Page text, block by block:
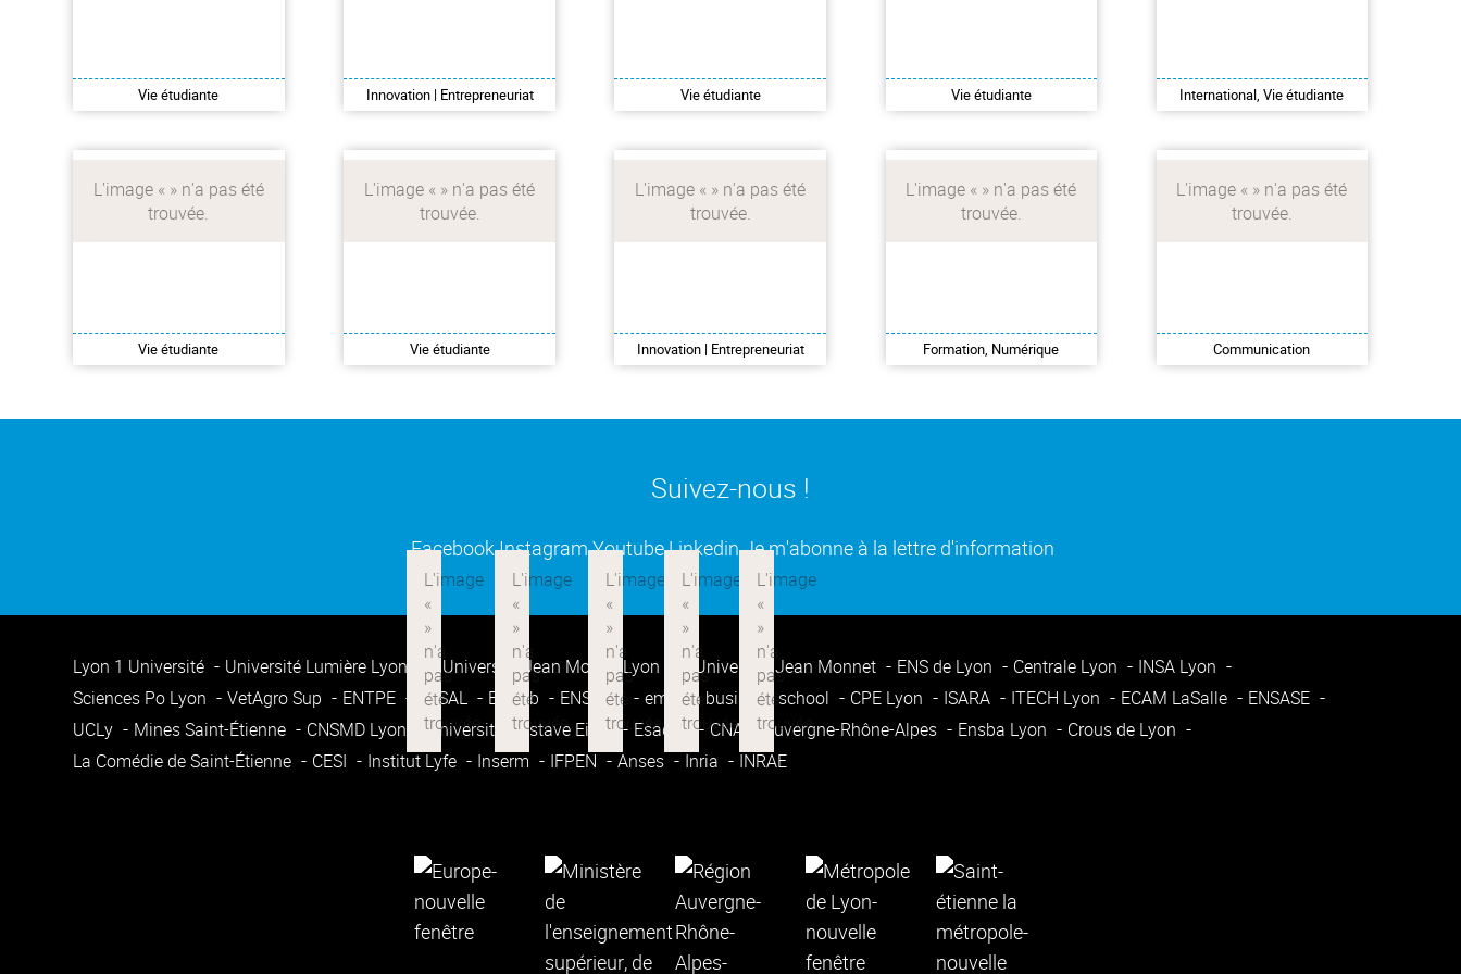
Vie étudiante Innovation | Entrepreneuriat Vie étudiante Vie étudiante International, Vie étudiante
Je cherche un suivi
psychologique
Vie étudiante
avance de frais.
Je suis témoin ou
victime de VSS ou de
harcèlement
Vie étudiante
le site Stop Violences.
Je prototype mon projet
au Fablab
Innovation | Entrepreneuriat
campus de la Doua.
Je m'informe sur le
plagiat et l'utilisation
frauduleuse de l'IA
Formation, Numérique
artificielle.
Je suis la ComUE sur les
réseaux sociaux
Communication
Suivez-nous !
Facebook(ouverture dans une nouvelle fenêtre)
Instagram(ouverture dans une nouvelle fenêtre)
Youtube(ouverture dans une nouvelle fenêtre)
Linkedin(ouverture dans une nouvelle fenêtre)
Je m'abonne à la lettre d'information
Lyon 1 Université Université Lumière Lyon 2 Université Jean Moulin Lyon 3 Université Jean Monnet ENS de Lyon Centrale Lyon
INSA Lyon
Sciences Po Lyon
VetAgro Sup ENTPE ENSAL Enssib ENSATT emlyon business school CPE Lyon ISARA ITECH Lyon ECAM LaSalle
ENSASE
UCLy
Mines Saint-Étienne CNSMD Lyon Université Gustave Eiffel Esadse CNAM Auvergne-Rhône-Alpes Ensba Lyon
Crous de Lyon
La Comédie de Saint-Étienne
CESI Institut Lyfe Inserm IFPEN Anses Inria INRAE